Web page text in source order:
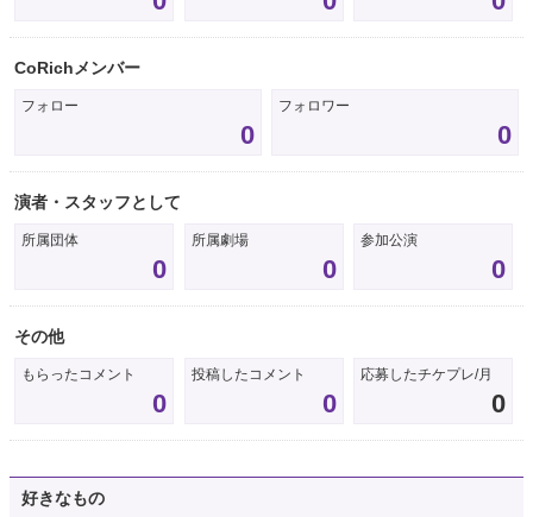
CoRichメンバー
フォロー
0
フォロワー
0
演者・スタッフとして
所属団体
0
所属劇場
0
参加公演
0
その他
もらったコメント
0
投稿したコメント
0
応募したチケプレ/月
0
好きなもの